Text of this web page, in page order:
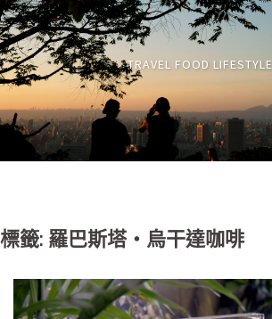
TRAVEL FOOD LIFESTYLE
標籤: 羅巴斯塔‧烏干達咖啡